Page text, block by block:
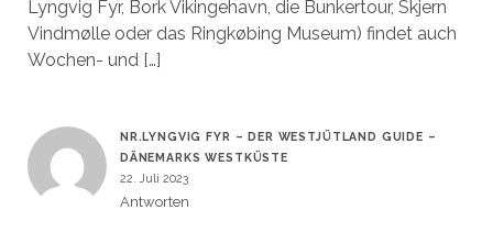
Lyngvig Fyr, Bork Vikingehavn, die Bunkertour, Skjern
Vindmølle oder das Ringkøbing Museum) findet auch
Wochen- und […]
NR.LYNGVIG FYR – DER WESTJÜTLAND GUIDE –
DÄNEMARKS WESTKÜSTE
22. Juli 2023
Antworten